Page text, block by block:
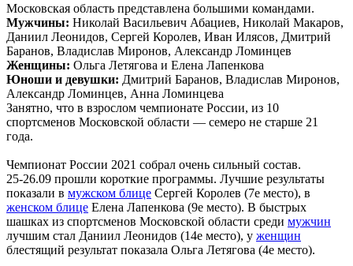
Московская область представлена большими командами.
Мужчины: Николай Васильевич Абациев, Николай Макаров,
Даниил Леонидов, Сергей Королев, Иван Илясов, Дмитрий
Баранов, Владислав Миронов, Александр Ломинцев
Женщины: Ольга Летягова и Елена Лапенкова
Юноши и девушки: Дмитрий Баранов, Владислав Миронов,
Александр Ломинцев, Анна Ломинцева
Занятно, что в взрослом чемпионате России, из 10
спортсменов Московской области — семеро не старше 21
года.
Чемпионат России 2021 собрал очень сильный состав.
25-26.09 прошли короткие программы. Лучшие результаты
показали в мужском блице Сергей Королев (7е место), в
женском блице Елена Лапенкова (9е место). В быстрых
шашках из спортсменов Московской области среди мужчин
лучшим стал Даниил Леонидов (14е место), у женщин
блестящий результат показала Ольга Летягова (4е место).